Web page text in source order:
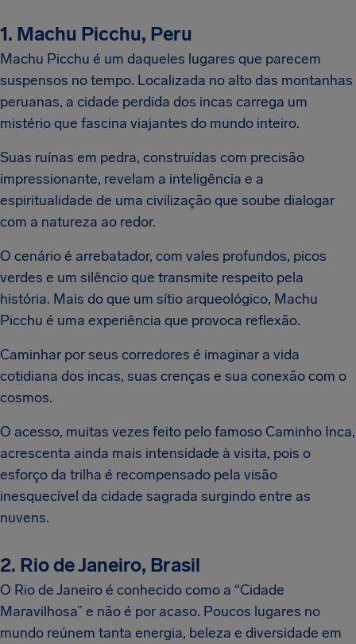
1. Machu Picchu, Peru
Machu Picchu é um daqueles lugares que parecem
suspensos no tempo. Localizada no alto das montanhas
peruanas, a cidade perdida dos incas carrega um
mistério que fascina viajantes do mundo inteiro.
Suas ruínas em pedra, construídas com precisão
impressionante, revelam a inteligência e a
espiritualidade de uma civilização que soube dialogar
com a natureza ao redor.
O cenário é arrebatador, com vales profundos, picos
verdes e um silêncio que transmite respeito pela
história. Mais do que um sítio arqueológico, Machu
Picchu é uma experiência que provoca reflexão.
Caminhar por seus corredores é imaginar a vida
cotidiana dos incas, suas crenças e sua conexão com o
cosmos.
O acesso, muitas vezes feito pelo famoso Caminho Inca,
acrescenta ainda mais intensidade à visita, pois o
esforço da trilha é recompensado pela visão
inesquecível da cidade sagrada surgindo entre as
nuvens.
2. Rio de Janeiro, Brasil
O Rio de Janeiro é conhecido como a “Cidade
Maravilhosa” e não é por acaso. Poucos lugares no
mundo reúnem tanta energia, beleza e diversidade em